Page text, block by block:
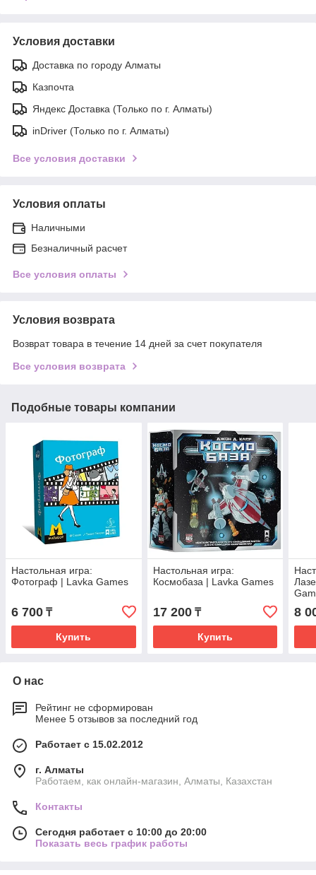
Условия доставки
Доставка по городу Алматы
Казпочта
Яндекс Доставка (Только по г. Алматы)
inDriver (Только по г. Алматы)
Все условия доставки
Условия оплаты
Наличными
Безналичный расчет
Все условия оплаты
Условия возврата
Возврат товара в течение 14 дней за счет покупателя
Все условия возврата
Подобные товары компании
Настольная игра:
Фотограф | Lavka Games
6 700 ₸
Купить
Настольная игра:
Космобаза | Lavka Games
17 200₸
Купить
8
О нас
Рейтинг не сформирован
Менее 5 отзывов за последний год
Работает с 15.02.2012
г. Алматы
Работаем, как онлайн-магазин, Алматы, Казахстан
Контакты
Сегодня работает с 10:00 до 20:00
Показать весь график работы